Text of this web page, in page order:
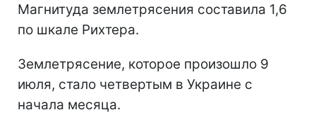
Магнитуда землетрясения составила 1,6
по шкале Рихтера.
Землетрясение, которое произошло 9
июля, стало четвертым в Украине с
начала месяца.